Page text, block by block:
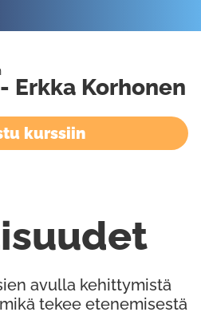
Erkka Korhonen
kurssiin
avulla kehittymistä
tekee etenemisestä